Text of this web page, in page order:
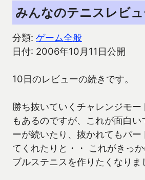
みんなのテニスレビュ
分類: ゲーム全般
日付: 2006年10月11日公開
10日のレビューの続きです。
勝ち抜いていくチャレンジモー
もあるのですが、これが面白い
ーが続いたり、抜かれてもパー
てくれたりと・・ これがきっ
ブルステニスを作りたくなりま